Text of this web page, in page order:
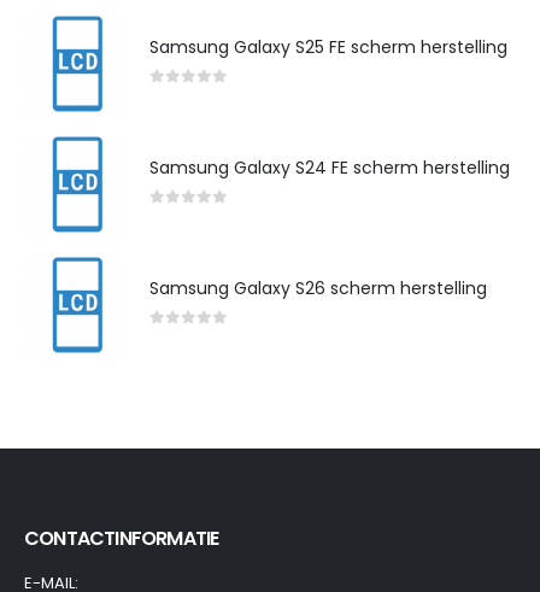
Samsung Galaxy S25 FE scherm herstelling
Samsung Galaxy S24 FE scherm herstelling
Samsung Galaxy S26 scherm herstelling
CONTACTINFORMATIE
E-MAIL: